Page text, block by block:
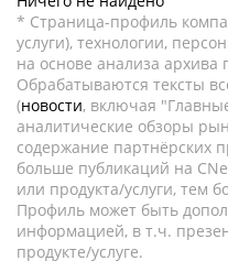
* Страница-профиль
услуги), технологии,
на основе анализа архива
Обрабатываются тексты
(новости, включая
аналитические обзоры
содержание партнёрских
больше публикаций на
или продукта/услуги, тем
Профиль может быть
информацией, в т.ч.
продукте/услуге.